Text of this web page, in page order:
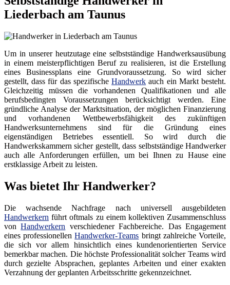
Liederbach am Taunus
Um in unserer heutzutage eine selbstständige Handwerksausübung
in einem meisterpflichtigen Beruf zu realisieren, ist die Erstellung
eines Businessplans eine Grundvoraussetzung. So wird sicher
gestellt, dass für das spezifischeHandwerk auch ein Markt besteht.
Gleichzeitig müssen die vorhandenen Qualifikationen und alle
berufsbedingten Voraussetzungen berücksichtigt werden. Eine
gründliche Analyse der Marktsituation, der möglichen Finanzierung
und vorhandenen Wettbewerbsfähigkeit des zukünftigen
Handwerksunternehmens sind für die Gründung eines
eigenständigen Betriebes essentiell. So wird durch die
Handwerkskammern sicher gestellt, dass selbstständige Handwerker
auch alle Anforderungen erfüllen, um bei Ihnen zu Hause eine
erstklassige Arbeit zu leisten.
Was bietet Ihr Handwerker?
Die wachsende Nachfrage nach universell ausgebildeten
Handwerkern führt oftmals zu einem kollektiven Zusammenschluss
vonHandwerkern verschiedener Fachbereiche. Das Engagement
eines professionellenHandwerker-Teams bringt zahlreiche Vorteile,
die sich vor allem hinsichtlich eines kundenorientierten Service
bemerkbar machen. Die höchste Professionalität solcher Teams wird
durch gezielte Absprachen, geplantes Arbeiten und einer exakten
Verzahnung der geplanten Arbeitsschritte gekennzeichnet.